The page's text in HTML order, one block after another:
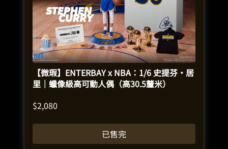
【微瑕】ENTERBAY x NBA：1/6 史提芬·居
里｜蠟像級高可動人偶（高30.5釐米）
$2,080
已售完